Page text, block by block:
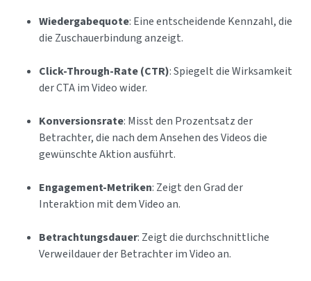
Wiedergabequote: Eine entscheidende Kennzahl, die
die Zuschauerbindung anzeigt.
Click-Through-Rate (CTR): Spiegelt die Wirksamkeit
der CTA im Video wider.
Konversionsrate: Misst den Prozentsatz der
Betrachter, die nach dem Ansehen des Videos die
gewünschte Aktion ausführt.
Engagement-Metriken: Zeigt den Grad der
Interaktion mit dem Video an.
Betrachtungsdauer: Zeigt die durchschnittliche
Verweildauer der Betrachter im Video an.